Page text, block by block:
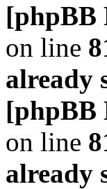
[phpBB
on line
already
[phpBB
on line
already